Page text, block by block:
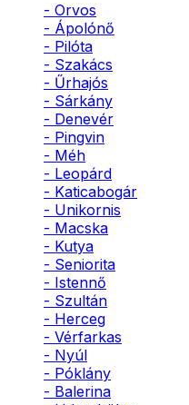
- Orvos
- Ápolónő
- Pilóta
- Szakács
- Űrhajós
- Sárkány
- Denevér
- Pingvin
- Méh
- Leopárd
- Katicabogár
- Unikornis
- Macska
- Kutya
- Seniorita
- Istennő
- Szultán
- Herceg
- Vérfarkas
- Nyúl
- Póklány
- Balerina